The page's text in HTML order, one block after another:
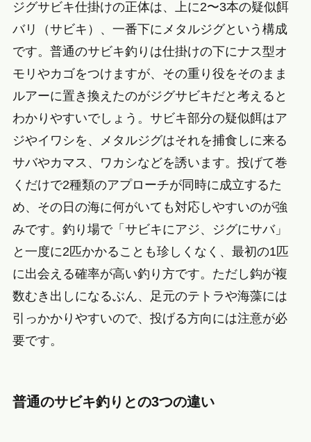
ジグサビキ仕掛けの正体は、上に2〜3本の疑似餌
バリ（サビキ）、一番下にメタルジグという構成
です。普通のサビキ釣りは仕掛けの下にナス型オ
モリやカゴをつけますが、その重り役をそのまま
ルアーに置き換えたのがジグサビキだと考えると
わかりやすいでしょう。サビキ部分の疑似餌はア
ジやイワシを、メタルジグはそれを捕食しに来る
サバやカマス、ワカシなどを誘います。投げて巻
くだけで2種類のアプローチが同時に成立するた
め、その日の海に何がいても対応しやすいのが強
みです。釣り場で「サビキにアジ、ジグにサバ」
と一度に2匹かかることも珍しくなく、最初の1匹
に出会える確率が高い釣り方です。ただし鈎が複
数むき出しになるぶん、足元のテトラや海藻には
引っかかりやすいので、投げる方向には注意が必
要です。
普通のサビキ釣りとの3つの違い